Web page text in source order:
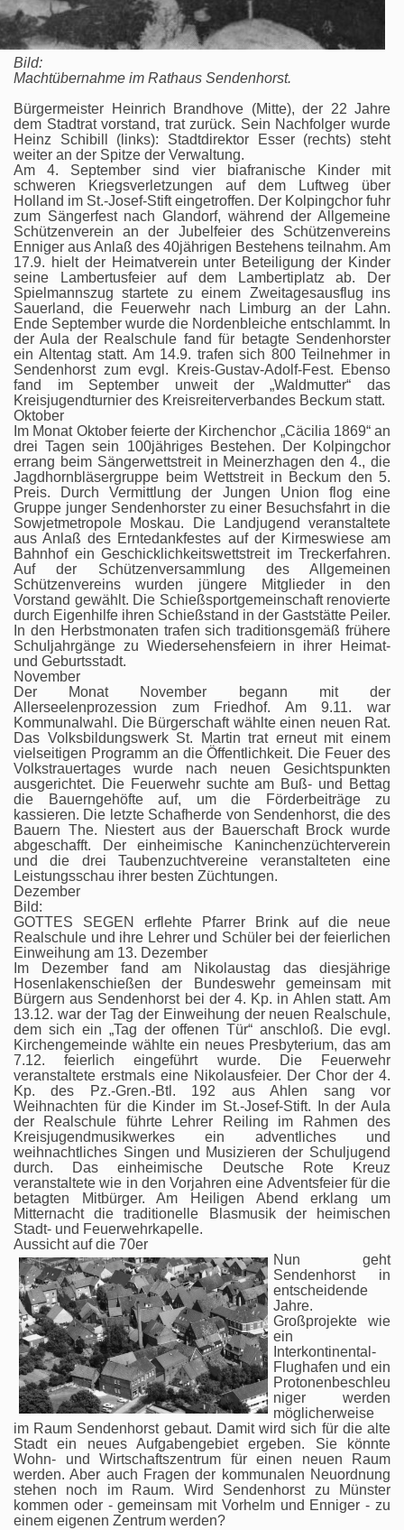
Bild:
Machtübernahme im Rathaus Sendenhorst.
Bürgermeister Heinrich Brandhove (Mitte), der 22 Jahre
dem Stadtrat vorstand, trat zurück. Sein Nachfolger wurde
Heinz Schibill (links): Stadtdirektor Esser (rechts) steht
weiter an der Spitze der Verwaltung.
Am 4. September sind vier biafranische Kinder mit
schweren Kriegsverletzungen auf dem Luftweg über
Holland im St.-Josef-Stift eingetroffen. Der Kolpingchor fuhr
zum Sängerfest nach Glandorf, während der Allgemeine
Schützenverein an der Jubelfeier des Schützenvereins
Enniger aus Anlaß des 40jährigen Bestehens teilnahm. Am
17.9. hielt der Heimatverein unter Beteiligung der Kinder
seine Lambertusfeier auf dem Lambertiplatz ab. Der
Spielmannszug startete zu einem Zweitagesausflug ins
Sauerland, die Feuerwehr nach Limburg an der Lahn.
Ende September wurde die Nordenbleiche entschlammt. In
der Aula der Realschule fand für betagte Sendenhorster
ein Altentag statt. Am 14.9. trafen sich 800 Teilnehmer in
Sendenhorst zum evgl. Kreis-Gustav-Adolf-Fest. Ebenso
fand im September unweit der „Waldmutter“ das
Kreisjugendturnier des Kreisreiterverbandes Beckum statt.
Oktober
Im Monat Oktober feierte der Kirchenchor „Cäcilia 1869“ an
drei Tagen sein 100jähriges Bestehen. Der Kolpingchor
errang beim Sängerwettstreit in Meinerzhagen den 4., die
Jagdhornbläsergruppe beim Wettstreit in Beckum den 5.
Preis. Durch Vermittlung der Jungen Union flog eine
Gruppe junger Sendenhorster zu einer Besuchsfahrt in die
Sowjetmetropole Moskau. Die Landjugend veranstaltete
aus Anlaß des Erntedankfestes auf der Kirmeswiese am
Bahnhof ein Geschicklichkeitswettstreit im Treckerfahren.
Auf der Schützenversammlung des Allgemeinen
Schützenvereins wurden jüngere Mitglieder in den
Vorstand gewählt. Die Schießsportgemeinschaft renovierte
durch Eigenhilfe ihren Schießstand in der Gaststätte Peiler.
In den Herbstmonaten trafen sich traditionsgemäß frühere
Schuljahrgänge zu Wiedersehensfeiern in ihrer Heimat-
und Geburtsstadt.
November
Der Monat November begann mit der
Allerseelenprozession zum Friedhof. Am 9.11. war
Kommunalwahl. Die Bürgerschaft wählte einen neuen Rat.
Das Volksbildungswerk St. Martin trat erneut mit einem
vielseitigen Programm an die Öffentlichkeit. Die Feuer des
Volkstrauertages wurde nach neuen Gesichtspunkten
ausgerichtet. Die Feuerwehr suchte am Buß- und Bettag
die Bauerngehöfte auf, um die Förderbeiträge zu
kassieren. Die letzte Schafherde von Sendenhorst, die des
Bauern The. Niestert aus der Bauerschaft Brock wurde
abgeschafft. Der einheimische Kaninchenzüchterverein
und die drei Taubenzuchtvereine veranstalteten eine
Leistungsschau ihrer besten Züchtungen.
Dezember
Bild:
GOTTES SEGEN erflehte Pfarrer Brink auf die neue
Realschule und ihre Lehrer und Schüler bei der feierlichen
Einweihung am 13. Dezember
Im Dezember fand am Nikolaustag das diesjährige
Hosenlakenschießen der Bundeswehr gemeinsam mit
Bürgern aus Sendenhorst bei der 4. Kp. in Ahlen statt. Am
13.12. war der Tag der Einweihung der neuen Realschule,
dem sich ein „Tag der offenen Tür“ anschloß. Die evgl.
Kirchengemeinde wählte ein neues Presbyterium, das am
7.12. feierlich eingeführt wurde. Die Feuerwehr
veranstaltete erstmals eine Nikolausfeier. Der Chor der 4.
Kp. des Pz.-Gren.-Btl. 192 aus Ahlen sang vor
Weihnachten für die Kinder im St.-Josef-Stift. In der Aula
der Realschule führte Lehrer Reiling im Rahmen des
Kreisjugendmusikwerkes ein adventliches und
weihnachtliches Singen und Musizieren der Schuljugend
durch. Das einheimische Deutsche Rote Kreuz
veranstaltete wie in den Vorjahren eine Adventsfeier für die
betagten Mitbürger. Am Heiligen Abend erklang um
Mitternacht die traditionelle Blasmusik der heimischen
Stadt- und Feuerwehrkapelle.
Aussicht auf die 70er
Nun geht
Sendenhorst in
entscheidende
Jahre.
Großprojekte wie
ein
Interkontinental-
Flughafen und ein
Protonenbeschleu
niger werden
möglicherweise
im Raum Sendenhorst gebaut. Damit wird sich für die alte
Stadt ein neues Aufgabengebiet ergeben. Sie könnte
Wohn- und Wirtschaftszentrum für einen neuen Raum
werden. Aber auch Fragen der kommunalen Neuordnung
stehen noch im Raum. Wird Sendenhorst zu Münster
kommen oder - gemeinsam mit Vorhelm und Enniger - zu
einem eigenen Zentrum werden?